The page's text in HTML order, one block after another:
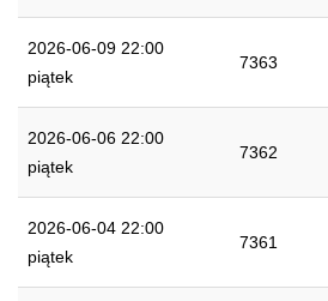
2026-06-09 22:00
piątek
7363
2026-06-06 22:00
piątek
7362
2026-06-04 22:00
piątek
7361